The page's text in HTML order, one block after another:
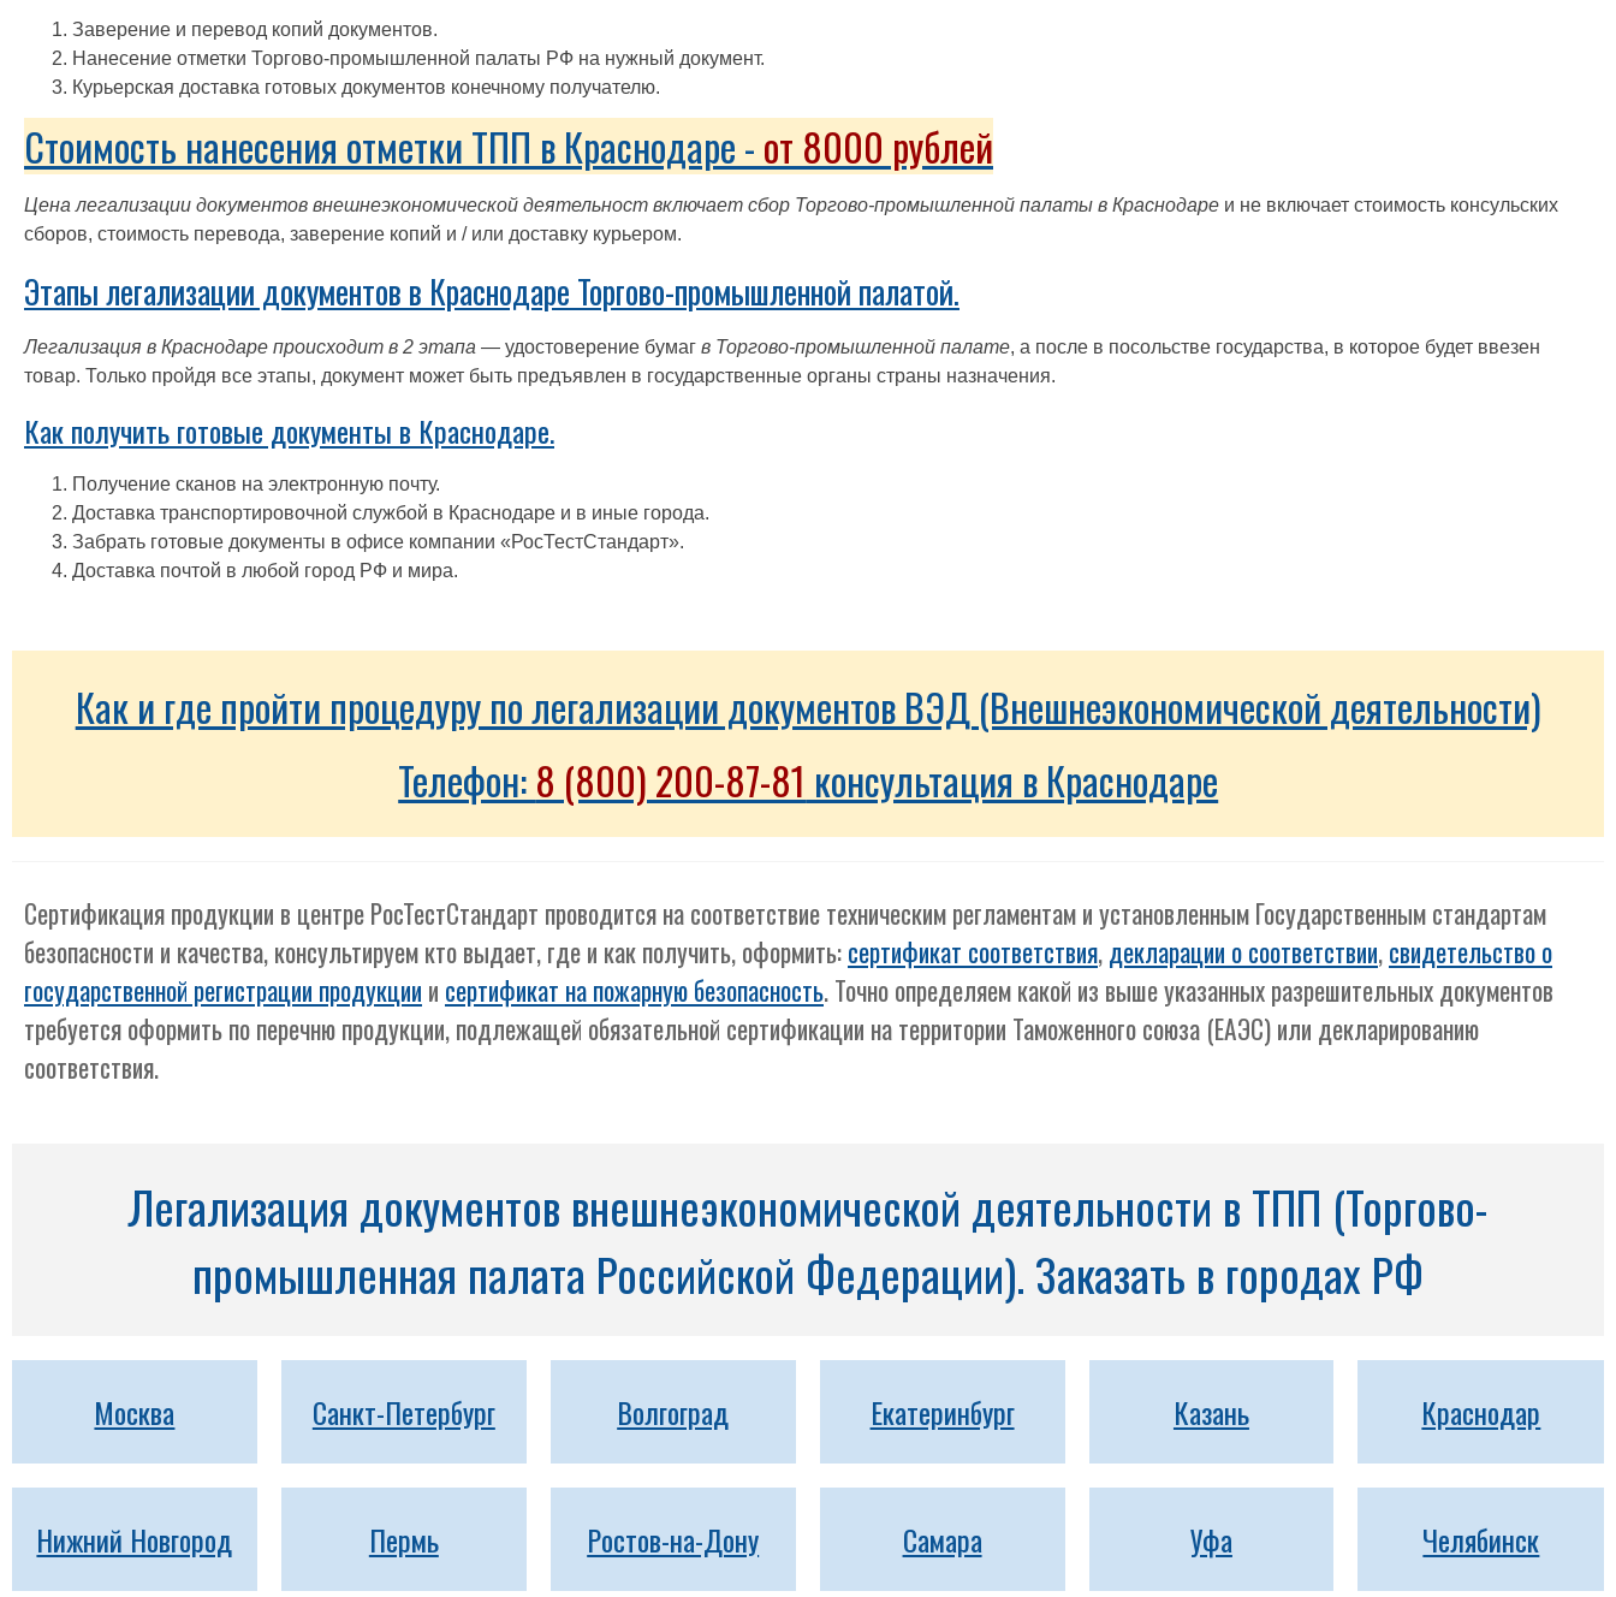
Заверение и перевод копий документов.
Нанесение отметки Торгово-промышленной палаты РФ на нужный документ.
Курьерская доставка готовых документов конечному получателю.
Стоимость нанесения отметки ТПП в Краснодаре -от 8000 рублей
Цена легализации документов внешнеэкономической деятельност включает сбор Торгово-промышленной палаты в Краснодаре и не включает стоимость консульских
сборов, стоимость перевода, заверение копий и / или доставку курьером.
Этапы легализации документов в Краснодаре Торгово-промышленной палатой.
Легализация в Краснодаре происходит в 2 этапа — удостоверение бумаг в Торгово-промышленной палате, а после в посольстве государства, в которое будет ввезен
товар. Только пройдя все этапы, документ может быть предъявлен в государственные органы страны назначения.
Как получить готовые документы в Краснодаре.
Получение сканов на электронную почту.
Доставка транспортировочной службой в Краснодаре и в иные города.
Забрать готовые документы в офисе компании «РосТестСтандарт».
Доставка почтой в любой город РФ и мира.
Как и где пройти процедуру по легализации документов ВЭД (Внешнеэкономической деятельности)
Телефон:8 (800) 200-87-81 консультация в Краснодаре
Сертификация продукции в центре РосТестСтандарт проводится на соответствие техническим регламентам и установленным Государственным стандартам
безопасности и качества, консультируем кто выдает, где и как получить, оформить:сертификат соответствия,декларации о соответствии,свидетельство о
государственной регистрации продукции и сертификат на пожарную безопасность. Точно определяем какой из выше указанных разрешительных документов
требуется оформить по перечню продукции, подлежащей обязательной сертификации на территории Таможенного союза (ЕАЭС) или декларированию
соответствия.
Легализация документов внешнеэкономической деятельности в ТПП (Торгово-
промышленная палата Российской Федерации). Заказать в городах РФ
Москва Санкт-Петербург Волгоград Екатеринбург Казань Краснодар
Нижний Новгород Пермь Ростов-на-Дону Самара Уфа Челябинск